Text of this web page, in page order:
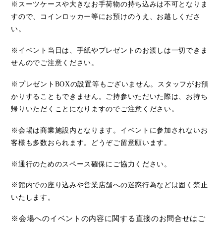
※スーツケースや大きなお手荷物の持ち込みは不可となりま
すので、コインロッカー等にお預けのうえ、お越しくださ
い。
※イベント当日は、手紙やプレゼントのお渡しは一切できま
せんのでご注意ください。
※プレゼント BOXの設置等もございません。スタッフがお預
かりすることもできません。ご持参いただいた際は、お持ち
帰りいただくことになりますのでご注意ください。
※会場は商業施設内となります。イベントに参加されないお
客様も多数おられます。どうぞご留意願います。
※通行のためのスペース確保にご協力ください。
※館内での座り込みや営業店舗への迷惑行為などは固く禁止
いたします。
※会場へのイベントの内容に関する直接のお問合せはご